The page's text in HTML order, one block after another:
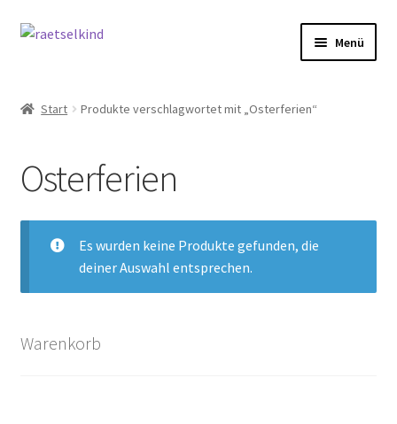
Zur
Zum
Menü
Cookie-Richtlinie (EU)
Datenschutzbelehrung
Echtheit von Bewertungen
Start Produkte verschlagwortet mit „Osterferien“
Osterferien
Es wurden keine Produkte gefunden, die
deiner Auswahl entsprechen.
Warenkorb